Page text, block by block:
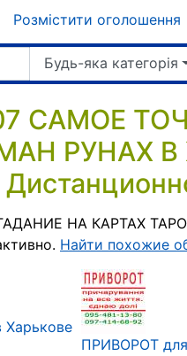
Розмістити оголошення
Будь-яка категорія
САМОЕ
РУНАХ В
НА КАРТАХ
Найти похожие
ПРИВОРОТ